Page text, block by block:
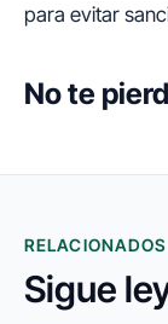
para evitar
No te
RELACIONADOS
Sigue